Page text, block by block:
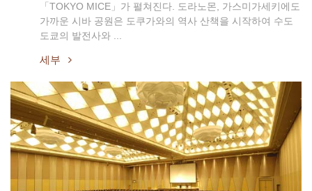
「TOKYO MICE」가 펼쳐진다. 도라노몬, 가스미가세키에도
가까운 시바 공원은 도쿠가와의 역사 산책을 시작하여 수도
도쿄의 발전사와 ...
세부